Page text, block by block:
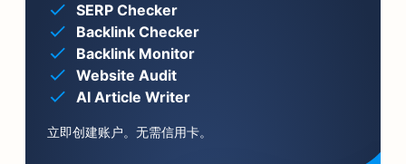
SERP Checker
Backlink Checker
Backlink Monitor
Website Audit
AI Article Writer
立即创建账户。无需信用卡。